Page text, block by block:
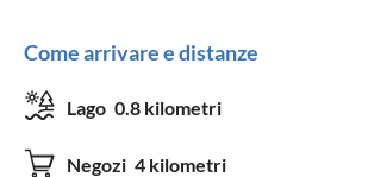
Come arrivare e distanze
Lago 0.8 kilometri
Negozi 4 kilometri